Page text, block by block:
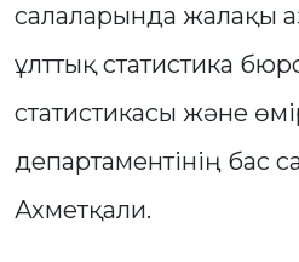
салаларында жалақы
ұлттық статистика
статистикасы және
департаментінің бас
Ахметқали.